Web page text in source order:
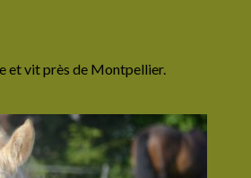
Lyre
Lyre
et vit près de Montpellier.